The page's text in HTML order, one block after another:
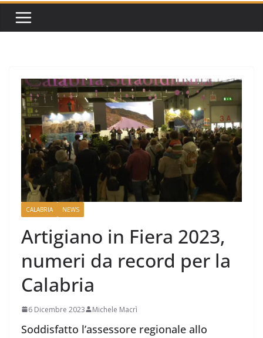
CALABRIA NEWS
Artigiano in Fiera 2023,
numeri da record per la
Calabria
6 Dicembre 2023 Michele Macrì
Soddisfatto l’assessore regionale allo